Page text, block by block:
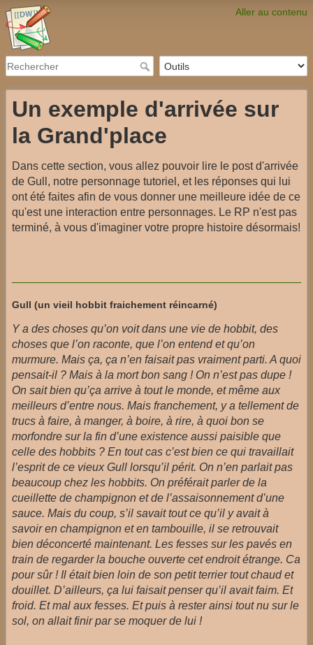
Aller au contenu
Un exemple d'arrivée sur
la Grand'place
Dans cette section, vous allez pouvoir lire le post d'arrivée
de Gull, notre personnage tutoriel, et les réponses qui lui
ont été faites afin de vous donner une meilleure idée de ce
qu'est une interaction entre personnages. Le RP n'est pas
terminé, à vous d'imaginer votre propre histoire désormais!
Gull (un vieil hobbit fraichement réincarné)
Y a des choses qu’on voit dans une vie de hobbit, des
choses que l’on raconte, que l’on entend et qu’on
murmure. Mais ça, ça n’en faisait pas vraiment parti. A quoi
pensait-il ? Mais à la mort bon sang ! On n’est pas dupe !
On sait bien qu’ça arrive à tout le monde, et même aux
meilleurs d’entre nous. Mais franchement, y a tellement de
trucs à faire, à manger, à boire, à rire, à quoi bon se
morfondre sur la fin d’une existence aussi paisible que
celle des hobbits ? En tout cas c’est bien ce qui travaillait
l’esprit de ce vieux Gull lorsqu’il périt. On n’en parlait pas
beaucoup chez les hobbits. On préférait parler de la
cueillette de champignon et de l’assaisonnement d’une
sauce. Mais du coup, s’il savait tout ce qu’il y avait à
savoir en champignon et en tambouille, il se retrouvait
bien déconcerté maintenant. Les fesses sur les pavés en
train de regarder la bouche ouverte cet endroit étrange. Ca
pour sûr ! Il était bien loin de son petit terrier tout chaud et
douillet. D’ailleurs, ça lui faisait penser qu’il avait faim. Et
froid. Et mal aux fesses. Et puis à rester ainsi tout nu sur le
sol, on allait finir par se moquer de lui !